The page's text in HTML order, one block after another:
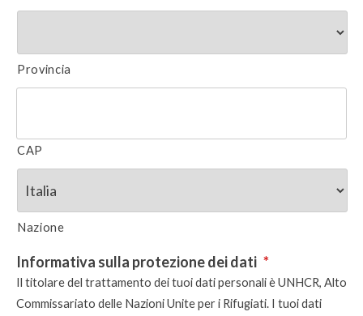
Provincia
CAP
Nazione
Informativa sulla protezione dei dati *
Il titolare del trattamento dei tuoi dati personali è UNHCR, Alto
Commissariato delle Nazioni Unite per i Rifugiati. I tuoi dati